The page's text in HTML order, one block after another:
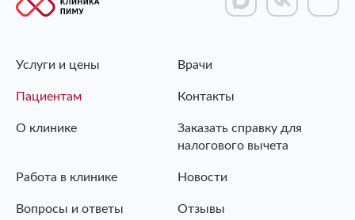
Услуги и цены Врачи
Пациентам Контакты
О клинике
Заказать справку для
налогового вычета
Работа в клинике Новости
Вопросы и ответы Отзывы